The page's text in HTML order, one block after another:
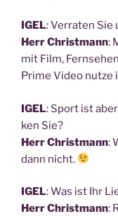
IGEL: Ver­ra­ten Sie
Herr Christ­mann:
mit Film,
Prime Video nut­ze
IGEL: Sport ist
ken Sie?
Herr Christ­mann:
dann nicht.
IGEL: Was ist Ihr
Herr Christ­mann: